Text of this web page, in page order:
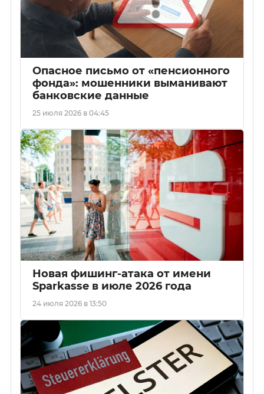
Опасное письмо от «пенсионного
фонда»: мошенники выманивают
банковские данные
25 июля 2026 в 04:45
Новая фишинг-атака от имени
Sparkasse в июле 2026 года
24 июля 2026 в 13:50